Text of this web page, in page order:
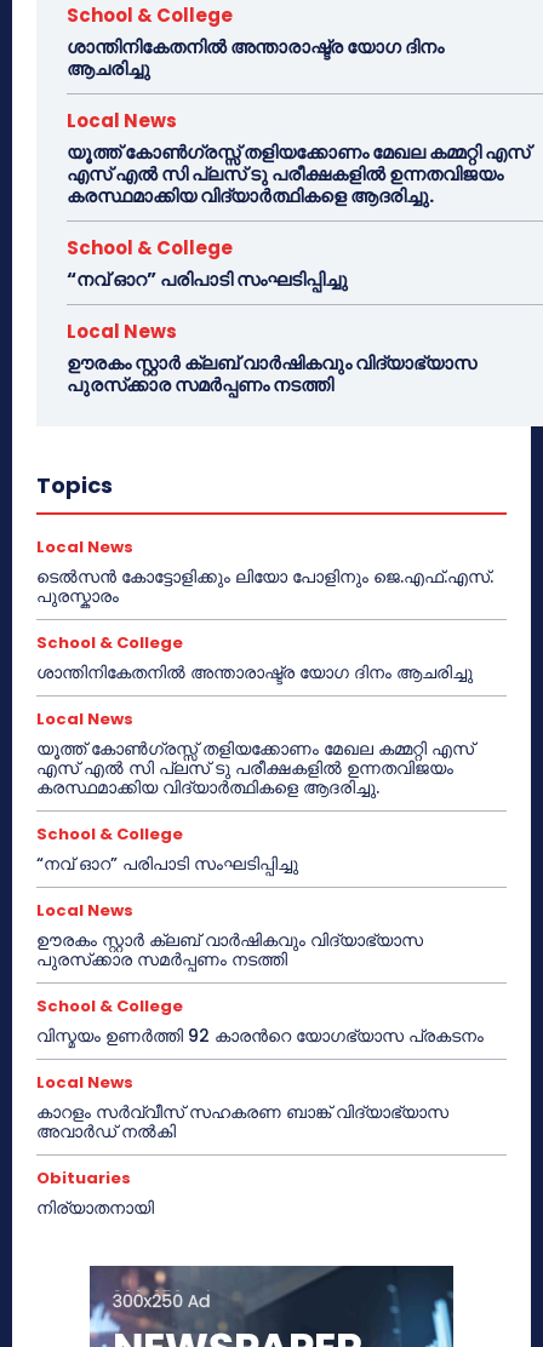
School & College
ശാന്തിനികേതനിൽ അന്താരാഷ്ട്ര യോഗ ദിനം
ആചരിച്ചു
Local News
യൂത്ത് കോൺഗ്രസ്സ് തളിയക്കോണം മേഖല കമ്മറ്റി എസ്
എസ് എൽ സി പ്ലസ് ടു പരീക്ഷകളിൽ ഉന്നതവിജയം
കരസ്ഥമാക്കിയ വിദ്യാർത്ഥികളെ ആദരിച്ചു.
School & College
“നവ് ഓറ” പരിപാടി സംഘടിപ്പിച്ചു
Local News
ഊരകം സ്റ്റാർ ക്ലബ് വാർഷികവും വിദ്യാഭ്യാസ
പുരസ്‌ക്കാര സമർപ്പണം നടത്തി
Topics
Local News
ടെൽസൻ കോട്ടോളിക്കും ലിയോ പോളിനും ജെ.എഫ്.എസ്.
പുരസ്കാരം
School & College
ശാന്തിനികേതനിൽ അന്താരാഷ്ട്ര യോഗ ദിനം ആചരിച്ചു
Local News
യൂത്ത് കോൺഗ്രസ്സ് തളിയക്കോണം മേഖല കമ്മറ്റി എസ്
എസ് എൽ സി പ്ലസ് ടു പരീക്ഷകളിൽ ഉന്നതവിജയം
കരസ്ഥമാക്കിയ വിദ്യാർത്ഥികളെ ആദരിച്ചു.
School & College
“നവ് ഓറ” പരിപാടി സംഘടിപ്പിച്ചു
Local News
ഊരകം സ്റ്റാർ ക്ലബ് വാർഷികവും വിദ്യാഭ്യാസ
പുരസ്‌ക്കാര സമർപ്പണം നടത്തി
School & College
വിസ്മയം ഉണർത്തി 92 കാരൻറെ യോഗഭ്യാസ പ്രകടനം
Local News
കാറളം സർവ്വീസ് സഹകരണ ബാങ്ക് വിദ്യാഭ്യാസ
അവാർഡ് നൽകി
Obituaries
നിര്യാതനായി